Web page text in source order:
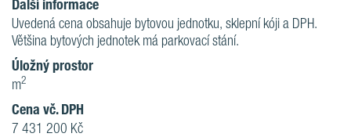
Další informace
Uvedená cena obsahuje bytovou jednotku, sklepní kóji a DPH.
Většina bytových jednotek má parkovací stání.
Úložný prostor
m2
Cena vč. DPH
7 431 200 Kč